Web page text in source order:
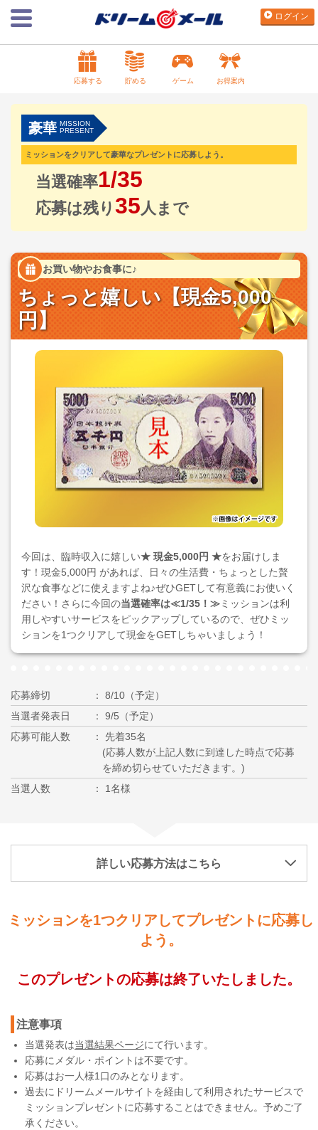
ログイン
応募する 貯める ゲーム お得案内
豪華 MISSION
PRESENT
ミッションをクリアして豪華なプレゼントに応募しよう。
当選確率1/35
応募は残り 35人まで
お買い物やお食事に♪
ちょっと嬉しい【現金5,000
円】
今回は、臨時収入に嬉しい★ 現金5,000円 ★をお届けしま
す！現金5,000円 があれば、日々の生活費・ちょっとした贅
沢な食事などに使えますよね♪ぜひGETして有意義にお使いく
ださい！さらに今回の当選確率は≪1/35！≫ミッションは利
用しやすいサービスをピックアップしているので、ぜひミッ
ションを1つクリアして現金をGETしちゃいましょう！
応募締切
8/10（予定）
当選者発表日
9/5（予定）
応募可能人数
先着35名
(応募人数が上記人数に到達した時点で応募
を締め切らせていただきます。)
当選人数
1名様
詳しい応募方法はこちら
ミッションを1つクリアしてプレゼントに応募し
よう。
このプレゼントの応募は終了いたしました。
注意事項
当選発表は当選結果ページにて行います。
応募にメダル・ポイントは不要です。
応募はお一人様1口のみとなります。
過去にドリームメールサイトを経由して利用されたサービスで
ミッションプレゼントに応募することはできません。予めご了
承ください。